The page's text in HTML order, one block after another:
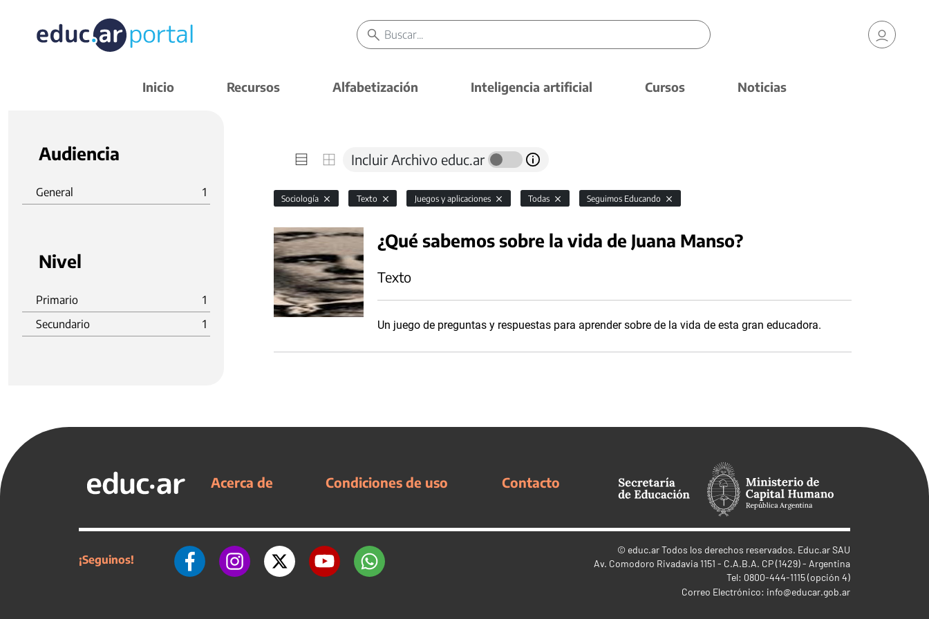
Inicio Recursos Alfabetización Inteligencia artificial Cursos Noticias
Audiencia
General 1
Nivel
Primario
1
Secundario
1
Incluir Archivo educ.ar
Sociología Texto Juegos y aplicaciones Todas Seguimos Educando
¿Qué sabemos sobre la vida de Juana Manso?
Texto
Un juego de preguntas y respuestas para aprender sobre de la vida de esta gran educadora.
Acerca de Condiciones de uso Contacto
¡Seguinos!
© educ.arTodos los derechos reservados. Educ.ar SAU
Av. Comodoro Rivadavia 1151 - C.A.B.A. CP (1429) - Argentina
Tel: 0800-444-1115 (opción 4)
Correo Electrónico: info@educar.gob.ar